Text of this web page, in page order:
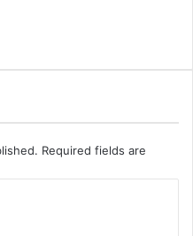
Required fields are